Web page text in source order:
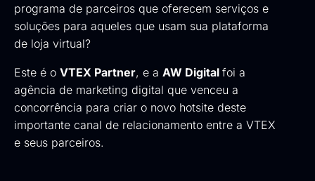
programa de parceiros que oferecem serviços e
soluções para aqueles que usam sua plataforma
de loja virtual?
Este é o VTEX Partner, e a AW Digital foi a
agência de marketing digital que venceu a
concorrência para criar o novo hotsite deste
importante canal de relacionamento entre a VTEX
e seus parceiros.